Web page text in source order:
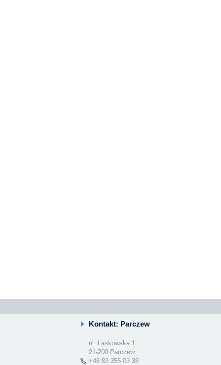
Kontakt: Parczew
ul. Laskowska 1
21-200 Parczew
+48 83 355 03 38